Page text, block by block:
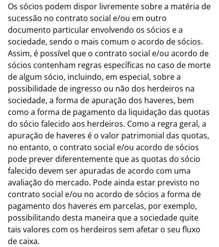
Os sócios podem dispor livremente sobre a matéria de
sucessão no contrato social e/ou em outro
documento particular envolvendo os sócios e a
sociedade, sendo o mais comum o acordo de sócios.
Assim, é possível que o contrato social e/ou acordo de
sócios contenham regras específicas no caso de morte
de algum sócio, incluindo, em especial, sobre a
possibilidade de ingresso ou não dos herdeiros na
sociedade, a forma de apuração dos haveres, bem
como a forma de pagamento da liquidação das quotas
do sócio falecido aos herdeiros. Como a regra geral, a
apuração de haveres é o valor patrimonial das quotas,
no entanto, o contrato social e/ou acordo de sócios
pode prever diferentemente que as quotas do sócio
falecido devem ser apuradas de acordo com uma
avaliação do mercado. Pode ainda estar previsto no
contrato social e/ou no acordo de sócios a forma de
pagamento dos haveres em parcelas, por exemplo,
possibilitando desta maneira que a sociedade quite
tais valores com os herdeiros sem afetar o seu fluxo
de caixa.